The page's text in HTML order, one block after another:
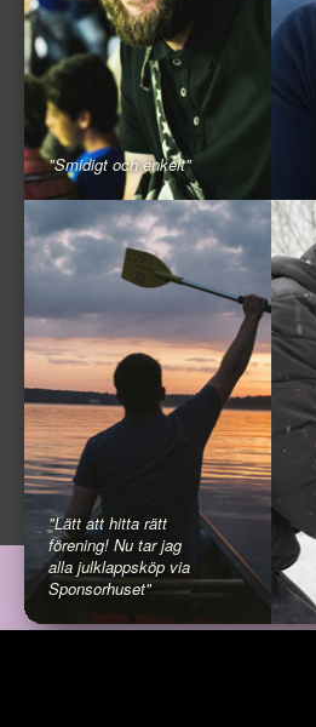
"Smidigt och enkelt"
"Lätt att hitta rätt
förening! Nu tar jag
alla julklappsköp via
Sponsorhuset"